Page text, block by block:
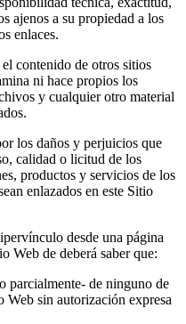
ajenos a su propiedad a los
enlaces.
contenido de otros sitios
ni hace propios los
y cualquier otro material
los daños y perjuicios que
calidad o licitud de los
productos y servicios de los
enlazados en este Sitio
desde una página
Web de deberá saber que:
parcialmente- de ninguno de
sin autorización expresa